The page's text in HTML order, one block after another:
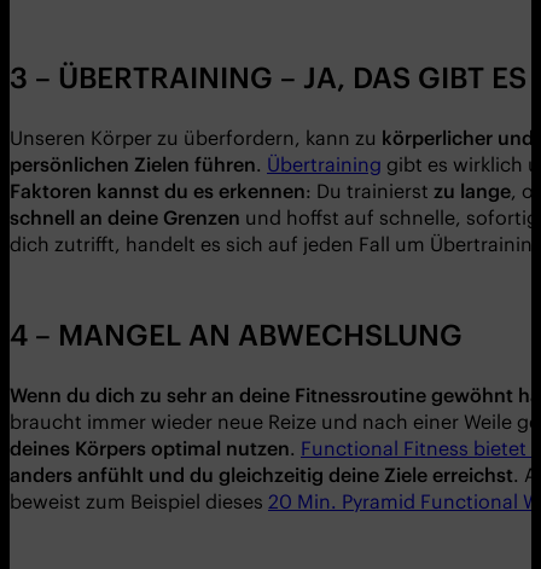
3 – ÜBERTRAINING – JA, DAS GIBT ES
Unseren Körper zu überfordern, kann zu körperlicher und
persönlichen Zielen führen. Übertraining gibt es wirklich
Faktoren kannst du es erkennen: Du trainierst zu lange,
schnell an deine Grenzen und hoffst auf schnelle,
dich zutrifft, handelt es sich auf jeden Fall um
4 – MANGEL AN ABWECHSLUNG
Wenn du dich zu sehr an deine Fitnessroutine gewöhnt
braucht immer wieder neue Reize und nach einer Weile
deines Körpers optimal nutzen. Functional Fitness bietet
anders anfühlt und du gleichzeitig deine Ziele erreichst.
beweist zum Beispiel dieses 20 Min. Pyramid Functional